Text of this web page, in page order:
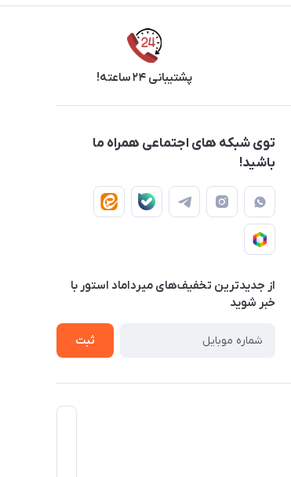
پشتیبانی ۲۴ ساعته!
توی شبکه های اجتماعی همراه ما
باشید!
از جدید‌ترین تخفیف‌های میرداماد استور با‌
خبر شوید
ثبت